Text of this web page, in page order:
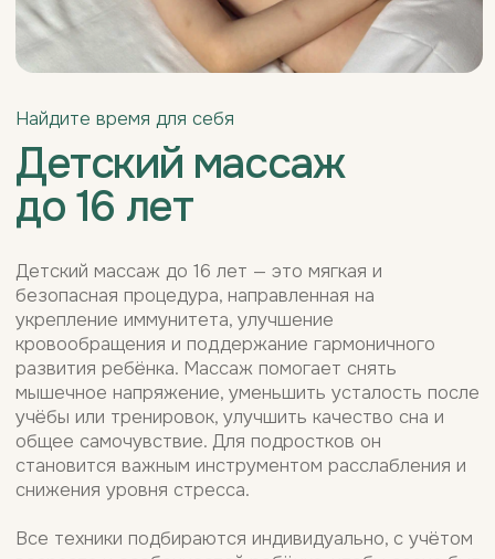
Все техники подбираются индивидуально, с учётом
возраста и особенностей ребёнка, чтобы сеанс был
максимально комфортным, полезным и
способствовал здоровому росту и развитию.